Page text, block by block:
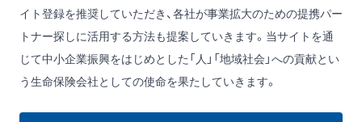
イト登録を推奨していただき、各社が事業拡大のための提携パー
トナー探しに活用する方法も提案していきます。当サイトを通
じて中小企業振興をはじめとした「人」「地域社会」への貢献とい
う生命保険会社としての使命を果たしていきます。